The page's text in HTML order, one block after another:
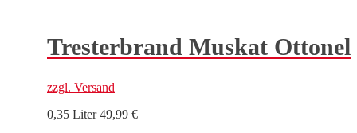
Tresterbrand Muskat Ottonel
zzgl. Versand
0,35 Liter49,99 €